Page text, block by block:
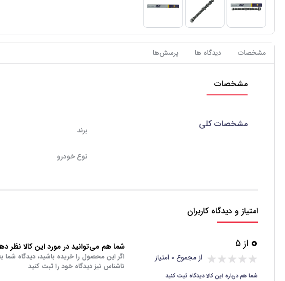
مشخصات دیدگاه ها پرسش‌ها
مشخصات
مشخصات کلی
برند
نوع خودرو
امتیاز و دیدگاه کاربران
0 از 5
از مجموع 0 امتیاز
شما هم درباره این کالا دیدگاه ثبت کنید
شما هم می‌توانید در مورد این کالا نظر
اگر این محصول را خریده باشید، دیدگاه
ناشناس نیز دیدگاه خود را ثبت کنید